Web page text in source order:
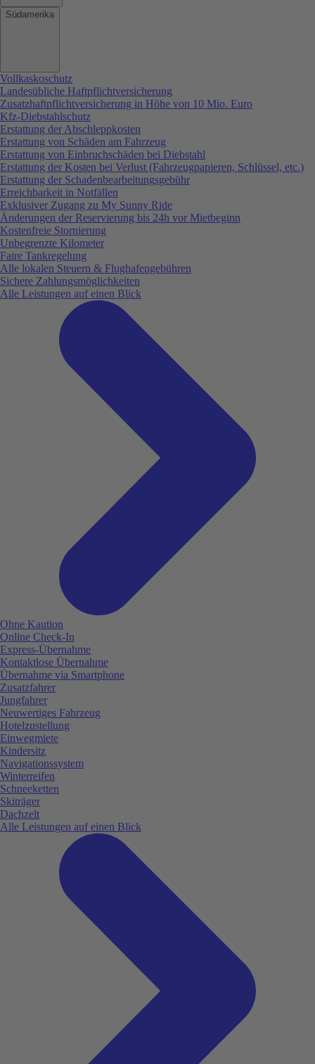
Südamerika
Vollkaskoschutz
Landesübliche Haftpflichtversicherung
Zusatzhaftpflichtversicherung in Höhe von 10 Mio. Euro
Kfz-Diebstahlschutz
Erstattung der Abschleppkosten
Erstattung von Schäden am Fahrzeug
Erstattung von Einbruchschäden bei Diebstahl
Erstattung der Kosten bei Verlust (Fahrzeugpapieren, Schlüssel, etc.)
Erstattung der Schadenbearbeitungsgebühr
Erreichbarkeit in Notfällen
Exklusiver Zugang zu My Sunny Ride
Änderungen der Reservierung bis 24h vor Mietbeginn
Kostenfreie Stornierung
Unbegrenzte Kilometer
Faire Tankregelung
Alle lokalen Steuern & Flughafengebühren
Sichere Zahlungsmöglichkeiten
Alle Leistungen auf einen Blick
Ohne Kaution
Online Check-In
Express-Übernahme
Kontaktlose Übernahme
Übernahme via Smartphone
Zusatzfahrer
Jungfahrer
Neuwertiges Fahrzeug
Hotelzustellung
Einwegmiete
Kindersitz
Navigationssystem
Winterreifen
Schneeketten
Skiträger
Dachzelt
Alle Leistungen auf einen Blick